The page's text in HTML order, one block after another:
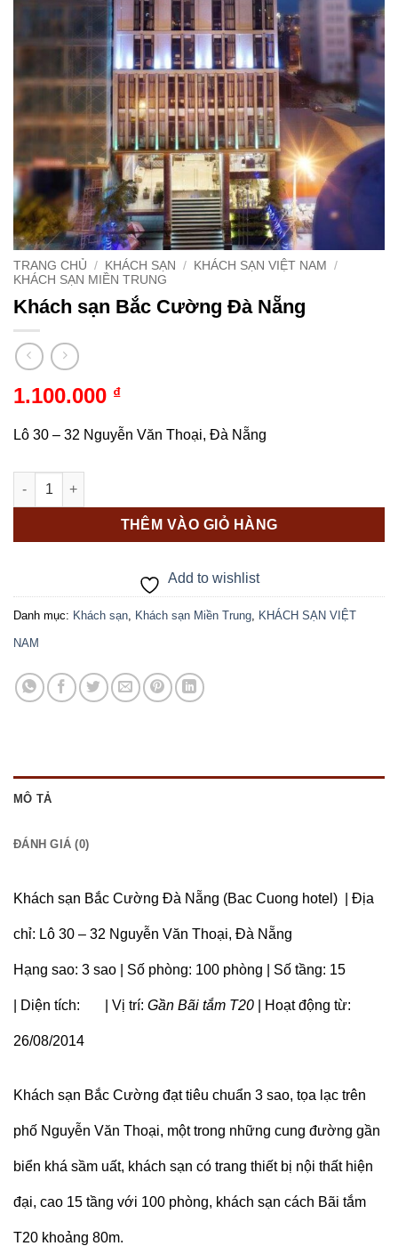
TRANG CHỦ / KHÁCH SẠN / KHÁCH SẠN VIỆT NAM
/
KHÁCH SẠN MIỀN TRUNG
Khách sạn Bắc Cường Đà Nẵng
1.100.000 ₫
Lô 30 – 32 Nguyễn Văn Thoại, Đà Nẵng
Khách sạn Bắc Cường Đà Nẵng số lượng
THÊM VÀO GIỎ HÀNG
Add to wishlist
Danh mục: Khách sạn Khách sạn Miền Trung KHÁCH SẠN VIỆT
NAM
MÔ TẢ
ĐÁNH GIÁ (0)
Khách sạn Bắc Cường Đà Nẵng (Bac Cuong hotel) | Địa
chỉ: Lô 30 – 32 Nguyễn Văn Thoại, Đà Nẵng
Hạng sao: 3 sao | Số phòng: 100 phòng | Số tầng: 15
| Diện tích: | Vị trí: Gần Bãi tắm T20 | Hoạt động từ:
26/08/2014
Khách sạn Bắc Cường đạt tiêu chuẩn 3 sao, tọa lạc trên
phố Nguyễn Văn Thoại, một trong những cung đường gần
biển khá sầm uất, khách sạn có trang thiết bị nội thất hiện
đại, cao 15 tầng với 100 phòng, khách sạn cách Bãi tắm
T20 khoảng 80m.